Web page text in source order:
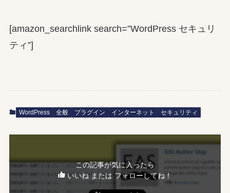
[amazon_searchlink search=”WordPress セキュリ
ティ”]
WordPress 全般 プラグイン インターネット セキュリティ
この記事が気に入ったら
いいね または フォローしてね！